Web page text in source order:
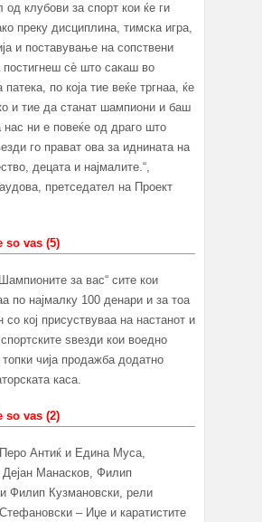
од клубови за спорт кои ќе ги
преку дисциплина, тимска игра,
и поставување на сопствени
сѐ што сакаш во
по која тие веќе тргнаа, ќе
и тие да станат шампиони и баш
нас ни е повеќе од драго што
го прават ова за иднината на
децата и најмалите.“,
претседател на Проект
за вас“ сите кои
по најмалку 100 денари и за тоа
со кој присуствуваа на настанот и
ѕвезди кои воедно
чија продажба додатно
каса.
Антиќ и Едина Муса,
Дејан Манасков, Филип
Филип Кузмановски, рели
– Иџе и каратистите